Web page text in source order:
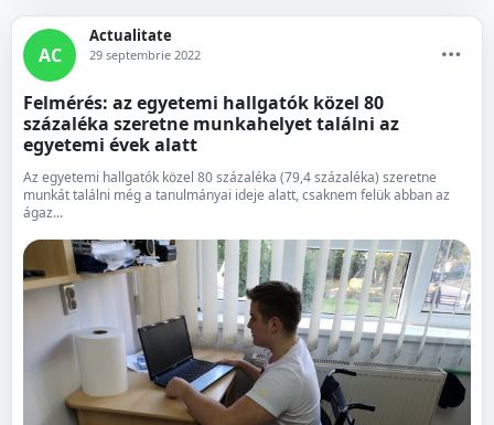
AC
Actualitate
29 septembrie 2022
Felmérés: az egyetemi hallgatók közel 80
százaléka szeretne munkahelyet találni az
egyetemi évek alatt
Az egyetemi hallgatók közel 80 százaléka (79,4 százaléka) szeretne
munkát találni még a tanulmányai ideje alatt, csaknem felük abban az
ágaz...